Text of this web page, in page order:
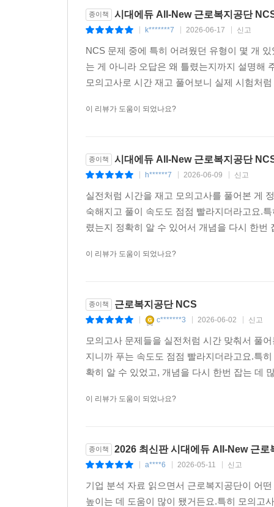
종이책 시대에듀 All-New 근로복지공단
k*******7 2026-06-17 신고
NCS 문제 중에 특히 어려웠던 유형이 몇 개
는 게 아니라 오답은 왜 틀렸는지까지 설명해
모의고사로 시간 재고 풀어보니 실제 시험처
이 리뷰가 도움이 되었나요?
종이책 시대에듀 All-New 근로복지공단
h******7 2026-06-09 신고
실전처럼 시간을 재고 모의고사를 풀어본 게
숙해지고 풀이 속도도 점점 빨라지더라고요.
렸는지 정확히 알 수 있어서 개념을 다시 한
이 리뷰가 도움이 되었나요?
종이책 근로복지공단 NCS
c*******3 2026-06-02 신고
모의고사 문제들을 실전처럼 시간 맞춰서 풀
지니까 푸는 속도도 점점 빨라지더라고요.특
확히 알 수 있었고, 개념을 다시 한번 잡는 데
이 리뷰가 도움이 되었나요?
종이책 2026 최신판 시대에듀 All-New 근
a****6 2026-05-11 신고
기업 분석 자료 읽으면서 근로복지공단이 어
높이는 데 도움이 많이 됐거든요.특히 모의고